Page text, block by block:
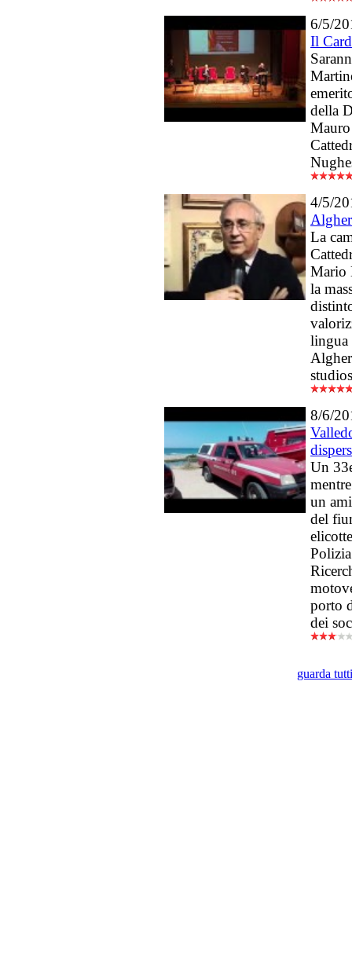
6/5/
Il
della
4/5/
La
Mario
la
lingua
8/6/
Un
un
del
porto
dei
guarda